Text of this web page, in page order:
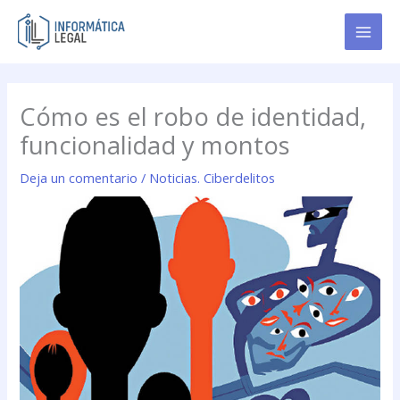
contenido
Cómo es el robo de identidad,
funcionalidad y montos
Deja un comentario / Noticias. Ciberdelitos